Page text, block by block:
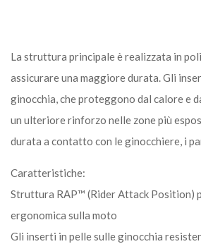
La struttura principale è realizzata in
assicurare una maggiore durata. Gli
ginocchia, che proteggono dal calore e
un ulteriore rinforzo nelle zone più
durata a contatto con le ginocchiere, i
Caratteristiche:
Struttura RAP™ (Rider Attack Position)
ergonomica sulla moto
Gli inserti in pelle sulle ginocchia